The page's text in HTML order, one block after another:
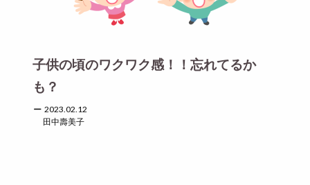
子供の頃のワクワク感！！忘れてるか
も？
2023.02.12
田中壽美子